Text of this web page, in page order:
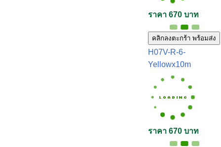
ราคา 670 บาท
คลิกลงตะกร้า พร้อมส่ง
H07V-R-6-
Yellowx10m
ราคา 670 บาท